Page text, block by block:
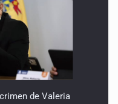
de Valeria